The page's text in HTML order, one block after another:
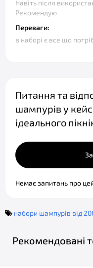
Навіть після
Рекомендую
Переваги:
в наборі є все що
Питання та
шампурів у
ідеального
Немає запитань про
набори шампурів від
Рекомендовані